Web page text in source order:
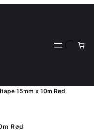
15mm x 10m Rød
Rød